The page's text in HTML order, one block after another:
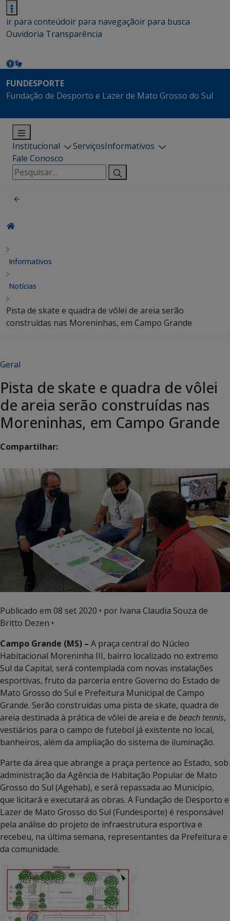
ir para conteúdoir para navegaçãoir para busca
Ouvidoria Transparência
FUNDESPORTE
Fundação de Desporto e Lazer de Mato Grosso do Sul
Institucional ServiçosInformativos
Fale Conosco
Pesquisar
por:
Informativos
Notícias
Pista de skate e quadra de vôlei de areia serão
construídas nas Moreninhas, em Campo Grande
Geral
Pista de skate e quadra de vôlei
de areia serão construídas nas
Moreninhas, em Campo Grande
Compartilhar:
Publicado em 08 set 2020 • por Ivana Claudia Souza de
Britto Dezen •
Campo Grande (MS) – A praça central do Núcleo
Habitacional Moreninha III, bairro localizado no extremo
Sul da Capital, será contemplada com novas instalações
esportivas, fruto da parceria entre Governo do Estado de
Mato Grosso do Sul e Prefeitura Municipal de Campo
Grande. Serão construídas uma pista de skate, quadra de
areia destinada à prática de vôlei de areia e de beach tennis,
vestiários para o campo de futebol já existente no local,
banheiros, além da ampliação do sistema de iluminação.
Parte da área que abrange a praça pertence ao Estado, sob
administração da Agência de Habitação Popular de Mato
Grosso do Sul (Agehab), e será repassada ao Município,
que licitará e executará as obras. A Fundação de Desporto e
Lazer de Mato Grosso do Sul (Fundesporte) é responsável
pela análise do projeto de infraestrutura esportiva e
recebeu, na última semana, representantes da Prefeitura e
da comunidade.